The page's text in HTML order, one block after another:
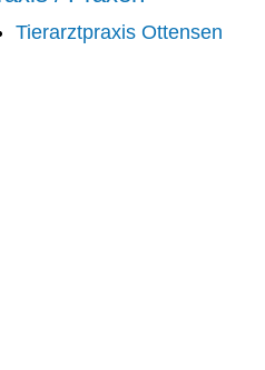
Tierarztpraxis Ottensen